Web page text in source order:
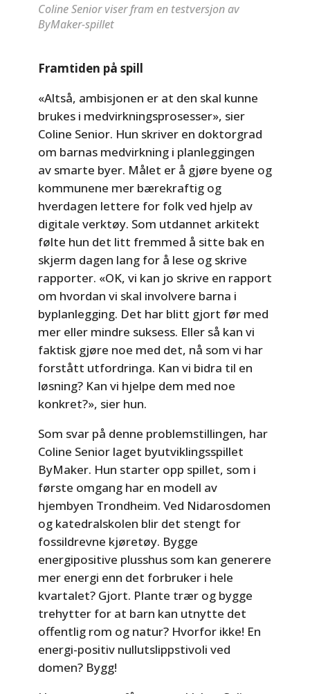
Coline Senior viser fram en testversjon av
ByMaker-spillet
Framtiden på spill
«Altså, ambisjonen er at den skal kunne
brukes i medvirkningsprosesser», sier
Coline Senior. Hun skriver en doktorgrad
om barnas medvirkning i planleggingen
av smarte byer. Målet er å gjøre byene og
kommunene mer bærekraftig og
hverdagen lettere for folk ved hjelp av
digitale verktøy. Som utdannet arkitekt
følte hun det litt fremmed å sitte bak en
skjerm dagen lang for å lese og skrive
rapporter. «OK, vi kan jo skrive en rapport
om hvordan vi skal involvere barna i
byplanlegging. Det har blitt gjort før med
mer eller mindre suksess. Eller så kan vi
faktisk gjøre noe med det, nå som vi har
forstått utfordringa. Kan vi bidra til en
løsning? Kan vi hjelpe dem med noe
konkret?», sier hun.
Som svar på denne problemstillingen, har
Coline Senior laget byutviklingsspillet
ByMaker. Hun starter opp spillet, som i
første omgang har en modell av
hjembyen Trondheim. Ved Nidarosdomen
og katedralskolen blir det stengt for
fossildrevne kjøretøy. Bygge
energipositive plusshus som kan generere
mer energi enn det forbruker i hele
kvartalet? Gjort. Plante trær og bygge
trehytter for at barn kan utnytte det
offentlig rom og natur? Hvorfor ikke! En
energi-positiv nullutslippstivoli ved
domen? Bygg!